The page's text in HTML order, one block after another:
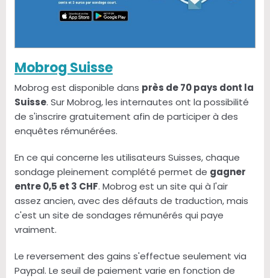
Mobrog Suisse
Mobrog est disponible dans près de 70 pays dont la
Suisse. Sur Mobrog, les internautes ont la possibilité
de s'inscrire gratuitement afin de participer à des
enquêtes rémunérées.
En ce qui concerne les utilisateurs Suisses, chaque
sondage pleinement complété permet de gagner
entre 0,5 et 3 CHF. Mobrog est un site qui à l'air
assez ancien, avec des défauts de traduction, mais
c'est un site de sondages rémunérés qui paye
vraiment.
Le reversement des gains s'effectue seulement via
Paypal. Le seuil de paiement varie en fonction de